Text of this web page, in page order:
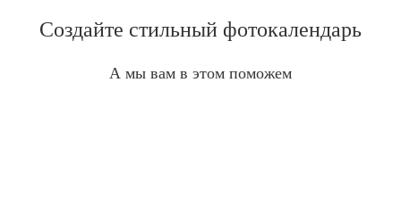
Создайте стильный фотокалендарь
А мы вам в этом поможем